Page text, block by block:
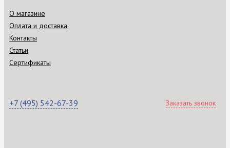
О магазине
Оплата и доставка
Контакты
Статьи
Сертификаты
+7 (495) 542-67-39 Заказать звонок